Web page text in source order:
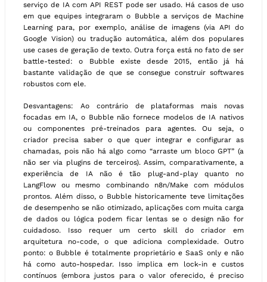
serviço de IA com API REST pode ser usado. Há casos de uso
em que equipes integraram o Bubble a serviços de Machine
Learning para, por exemplo, análise de imagens (via API do
Google Vision) ou tradução automática, além dos populares
use cases de geração de texto. Outra força está no fato de ser
battle-tested: o Bubble existe desde 2015, então já há
bastante validação de que se consegue construir softwares
robustos com ele.
Desvantagens: Ao contrário de plataformas mais novas
focadas em IA, o Bubble não fornece modelos de IA nativos
ou componentes pré-treinados para agentes. Ou seja, o
criador precisa saber o que quer integrar e configurar as
chamadas, pois não há algo como “arraste um bloco GPT” (a
não ser via plugins de terceiros). Assim, comparativamente, a
experiência de IA não é tão plug-and-play quanto no
LangFlow ou mesmo combinando n8n/Make com módulos
prontos. Além disso, o Bubble historicamente teve limitações
de desempenho se não otimizado, aplicações com muita carga
de dados ou lógica podem ficar lentas se o design não for
cuidadoso. Isso requer um certo skill do criador em
arquitetura no-code, o que adiciona complexidade. Outro
ponto: o Bubble é totalmente proprietário e SaaS only e não
há como auto-hospedar. Isso implica em lock-in e custos
contínuos (embora justos para o valor oferecido, é preciso